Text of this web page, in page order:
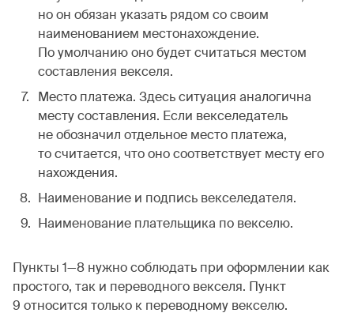
но он обязан указать рядом со своим
наименованием местонахождение.
По умолчанию оно будет считаться местом
составления векселя.
Место платежа. Здесь ситуация аналогична
месту составления. Если векселедатель
не обозначил отдельное место платежа,
то считается, что оно соответствует месту его
нахождения.
Наименование и подпись векселедателя.
Наименование плательщика по векселю.
Пункты 1—8 нужно соблюдать при оформлении как
простого, так и переводного векселя. Пункт
9 относится только к переводному векселю.